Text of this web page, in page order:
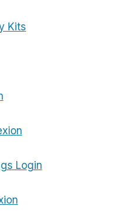
Kits
Login